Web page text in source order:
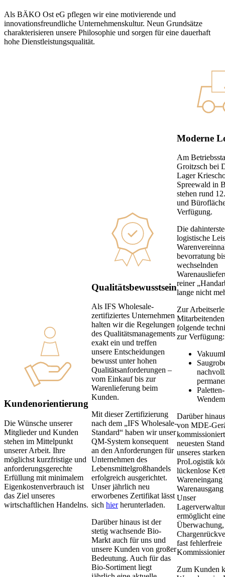
Als BÄKO Ost eG pflegen wir eine motivierende und
innovationsfreundliche Unternehmenskultur. Neun Grundsätze
charakterisieren unsere Philosophie und sorgen für eine dauerhaft
hohe Dienstleistungsqualität.
Kundenorientierung
Die Wünsche unserer
Mitglieder und Kunden
stehen im Mittelpunkt
unserer Arbeit. Ihre
möglichst kurzfristige und
anforderungsgerechte
Erfüllung mit minimalem
Eigenkostenverbrauch ist
das Ziel unseres
wirtschaftlichen Handelns.
Qualitätsbewusstsein
Als IFS Wholesale-
zertifiziertes Unternehmen
halten wir die Regelungen
des Qualitätsmanagements
exakt ein und treffen
unsere Entscheidungen
bewusst unter hohen
Qualitätsanforderungen –
vom Einkauf bis zur
Warenlieferung beim
Kunden.
Mit dieser Zertifizierung
nach dem „IFS Wholesale-
Standard“ haben wir unser
QM-System konsequent
an den Anforderungen für
Unternehmen des
Lebensmittelgroßhandels
erfolgreich ausgerichtet.
Unser jährlich neu
erworbenes Zertifikat lässt
sich hierherunterladen.
Darüber hinaus ist der
stetig wachsende Bio-
Markt auch für uns und
unsere Kunden von großer
Bedeutung. Auch für das
Bio-Sortiment liegt
Moderne
Am
Groitzsch bei
Lager
Spreewald in
stehen rund
und
Verfügung.
Die
logistische
bevorratung
wechselnden
reiner
lange nicht
Zur
folgende
zur Verfügung:
Paletten-
Darüber
von MDE-
neuesten
unseres
ProLogistik
lückenlose
Wareneingang
Unser
ermöglicht
Überwachung,
fast fehlerfreie
Zum Kunden